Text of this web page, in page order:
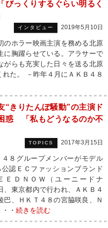
びっくりするぐらい明るく
インタビュー 2019年5月10日
ホラー映画主演を務める北原
に胸躍らせている。アラサーで
がらも充実した日々を送る北原
た。 －昨年４月にＡＫＢ４８
“きりたんぽ騒動”の主演ド
惑 「私もどうなるのか不
TOPICS 2017年3月15日
８グループメンバーがモデル
公認ＥＣファッションブランド
ＥＤＮＯＷ（ユーニードナ
東京都内で行われ、ＡＫＢ４
巴、ＨＫＴ４８の宮脇咲良、Ｎ
・ 続きを読む